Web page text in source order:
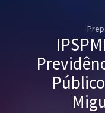
Graduação